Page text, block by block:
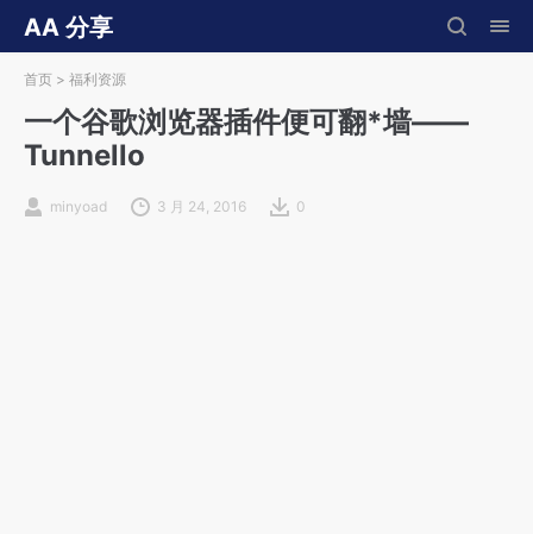
AA 分享
首页 > 福利资源
一个谷歌浏览器插件便可翻*墙——
Tunnello
minyoad 3 月 24, 2016 0